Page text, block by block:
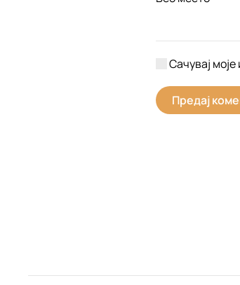
Сачувај
Предај